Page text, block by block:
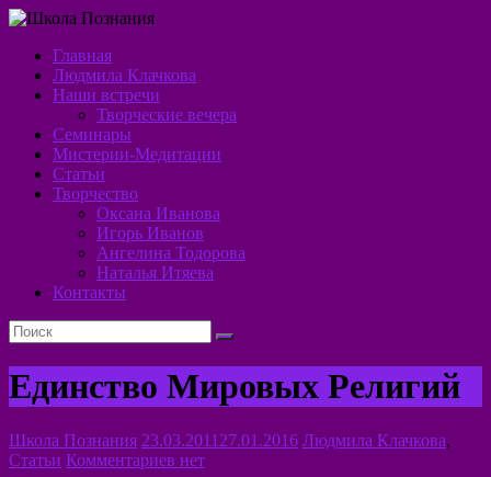
Перейти
содержимому
Школа
Познания
Алхимия
Духа
Главная
Людмила Клачкова
Наши встречи
Творческие вечера
Семинары
Мистерии-Медитации
Статьи
Творчество
Оксана Иванова
Игорь Иванов
Ангелина Тодорова
Наталья Итяева
Контакты
Единство Мировых Религий
Школа Познания 23.03.2011 27.01.2016 Людмила Клачкова,
Статьи Комментариев нет